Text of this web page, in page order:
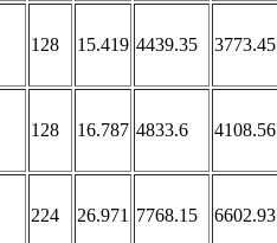
128 15.419 4439.35 3773.45
128 16.787 4833.6 4108.56
224 26.971 7768.15 6602.93